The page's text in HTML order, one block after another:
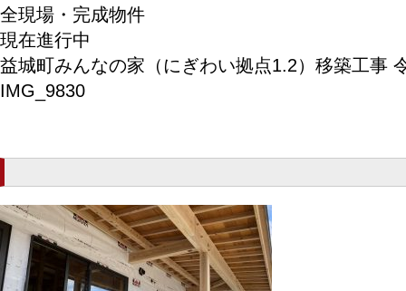
全現場・完成物件
現在進行中
益城町みんなの家（にぎわい拠点1.2）移築工事
IMG_9830